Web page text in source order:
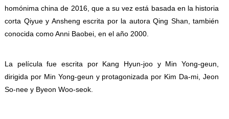
homónima china de 2016, que a su vez está basada en la historia
corta Qiyue y Ansheng escrita por la autora Qing Shan, también
conocida como Anni Baobei, en el año 2000.
La película fue escrita por Kang Hyun-joo y Min Yong-geun,
dirigida por Min Yong-geun y protagonizada por Kim Da-mi, Jeon
So-nee y Byeon Woo-seok.